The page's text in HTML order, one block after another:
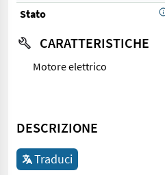
Stato
CARATTERISTICHE
Motore elettrico
DESCRIZIONE
Traduci